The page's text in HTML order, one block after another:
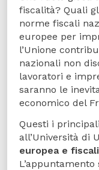
fiscalità? Quali
norme fiscali
europee per
l’Unione
nazionali non
lavoratori e
saranno le
economico del
Questi i
all’Università di
europea e